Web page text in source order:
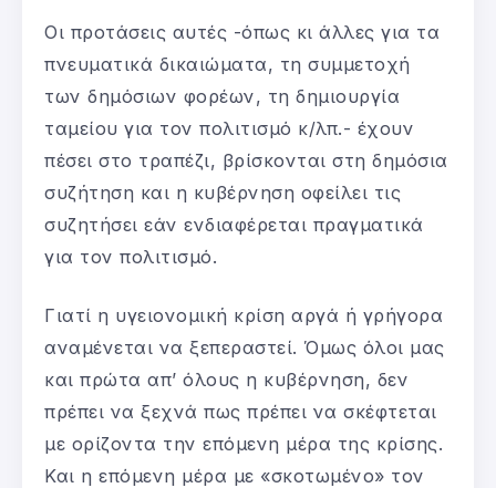
Οι προτάσεις αυτές -όπως κι άλλες για τα
πνευματικά δικαιώματα, τη συμμετοχή
των δημόσιων φορέων, τη δημιουργία
ταμείου για τον πολιτισμό κ/λπ.- έχουν
πέσει στο τραπέζι, βρίσκονται στη δημόσια
συζήτηση και η κυβέρνηση οφείλει τις
συζητήσει εάν ενδιαφέρεται πραγματικά
για τον πολιτισμό.
Γιατί η υγειονομική κρίση αργά ή γρήγορα
αναμένεται να ξεπεραστεί. Όμως όλοι μας
και πρώτα απ’ όλους η κυβέρνηση, δεν
πρέπει να ξεχνά πως πρέπει να σκέφτεται
με ορίζοντα την επόμενη μέρα της κρίσης.
Και η επόμενη μέρα με «σκοτωμένο» τον